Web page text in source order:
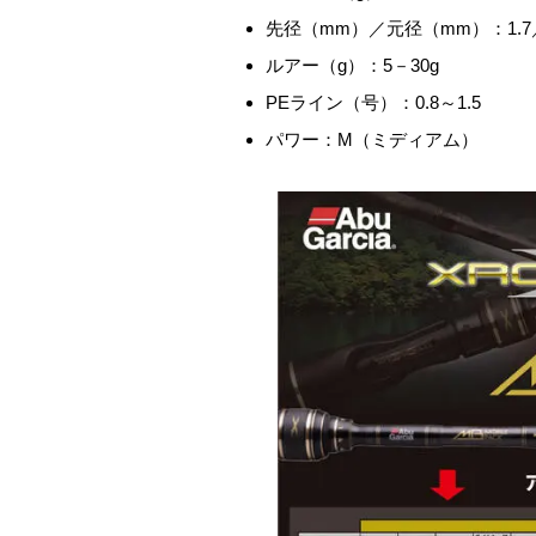
先径（mm）／元径（mm）：1.7
ルアー（g）：5－30g
PEライン（号）：0.8～1.5
パワー：M（ミディアム）